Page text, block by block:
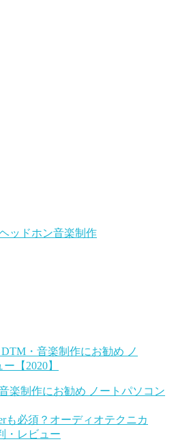
ッドホン音楽制作
楽制作にお勧め ノートパソコン
も必須？オーディオテクニカ
・レビュー